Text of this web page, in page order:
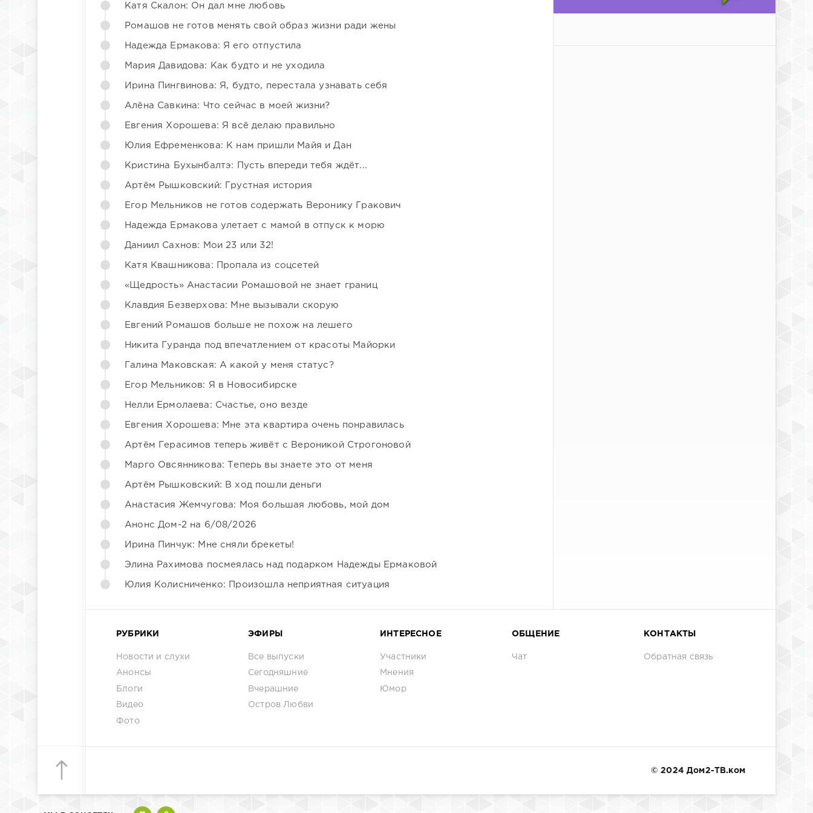
Катя Скалон: Он дал мне любовь
Ромашов не готов менять свой образ жизни ради жены
Надежда Ермакова: Я его отпустила
Мария Давидова: Как будто и не уходила
Ирина Пингвинова: Я, будто, перестала узнавать себя
Алёна Савкина: Что сейчас в моей жизни?
Евгения Хорошева: Я всё делаю правильно
Юлия Ефременкова: К нам пришли Майя и Дан
Кристина Бухынбалтэ: Пусть впереди тебя ждёт...
Артём Рышковский: Грустная история
Егор Мельников не готов содержать Веронику Гракович
Надежда Ермакова улетает с мамой в отпуск к морю
Даниил Сахнов: Мои 23 или 32!
Катя Квашникова: Пропала из соцсетей
«Щедрость» Анастасии Ромашовой не знает границ
Клавдия Безверхова: Мне вызывали скорую
Евгений Ромашов больше не похож на лешего
Никита Гуранда под впечатлением от красоты Майорки
Галина Маковская: А какой у меня статус?
Егор Мельников: Я в Новосибирске
Нелли Ермолаева: Счастье, оно везде
Евгения Хорошева: Мне эта квартира очень понравилась
Артём Герасимов теперь живёт с Вероникой Строгоновой
Марго Овсянникова: Теперь вы знаете это от меня
Артём Рышковский: В ход пошли деньги
Анастасия Жемчугова: Моя большая любовь, мой дом
Анонс Дом-2 на 6/08/2026
Ирина Пинчук: Мне сняли брекеты!
Элина Рахимова посмеялась над подарком Надежды Ермаковой
Юлия Колисниченко: Произошла неприятная ситуация
РУБРИКИ
Новости и слухи
Анонсы
Блоги
Видео
Фото
ЭФИРЫ
Все выпуски
Сегодняшние
Вчерашние
Остров Любви
ИНТЕРЕСНОЕ
Участники
Мнения
Юмор
ОБЩЕНИЕ
Чат
КОНТАКТЫ
Обратная связь
© 2024 Дом2-ТВ.ком